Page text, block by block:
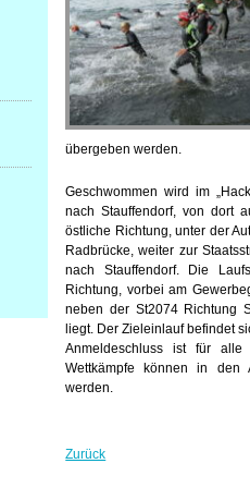
übergeben werden.
Geschwommen wird im
nach Stauffendorf, von dort
östliche Richtung, unter der
Radbrücke, weiter zur
nach Stauffendorf. Die
Richtung, vorbei am
neben der St2074 Richtung
liegt. Der Zieleinlauf befindet
Anmeldeschluss ist für alle
Wettkämpfe können in den
werden.
Zurück